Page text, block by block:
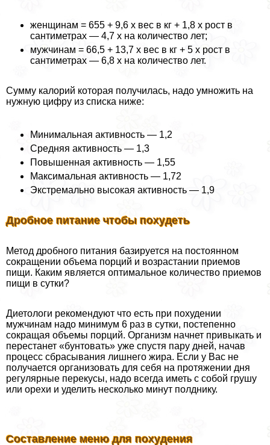
женщинам = 655 + 9,6 x вес в кг + 1,8 x рост в
сантиметрах — 4,7 x на количество лет;
мужчинам = 66,5 + 13,7 x вес в кг + 5 x рост в
сантиметрах — 6,8 x на количество лет.
Сумму калорий которая получилась, надо умножить на
нужную цифру из списка ниже:
Минимальная активность — 1,2
Средняя активность — 1,3
Повышенная активность — 1,55
Максимальная активность — 1,72
Экстремально высокая активность — 1,9
Дробное питание чтобы похудеть
Метод дробного питания базируется на постоянном
сокращении объема порций и возрастании приемов
пищи. Каким является оптимальное количество приемов
пищи в сутки?
Диетологи рекомендуют что есть при похудении
мужчинам надо минимум 6 раз в сутки, постепенно
сокращая объемы порций. Организм начнет привыкать и
перестанет «бунтовать» уже спустя пару дней, начав
процесс сбрасывания лишнего жира. Если у Вас не
получается организовать для себя на протяжении дня
регулярные перекусы, надо всегда иметь с собой грушу
или орехи и уделить несколько минут полднику.
Составление меню для похудения